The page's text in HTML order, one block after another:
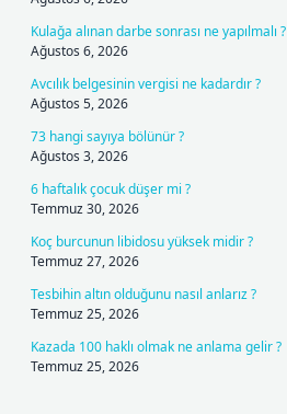
Kulağa alınan darbe sonrası ne yapılmalı ?
Ağustos 6, 2026
Avcılık belgesinin vergisi ne kadardır ?
Ağustos 5, 2026
73 hangi sayıya bölünür ?
Ağustos 3, 2026
6 haftalık çocuk düşer mi ?
Temmuz 30, 2026
Koç burcunun libidosu yüksek midir ?
Temmuz 27, 2026
Tesbihin altın olduğunu nasıl anlarız ?
Temmuz 25, 2026
Kazada 100 haklı olmak ne anlama gelir ?
Temmuz 25, 2026